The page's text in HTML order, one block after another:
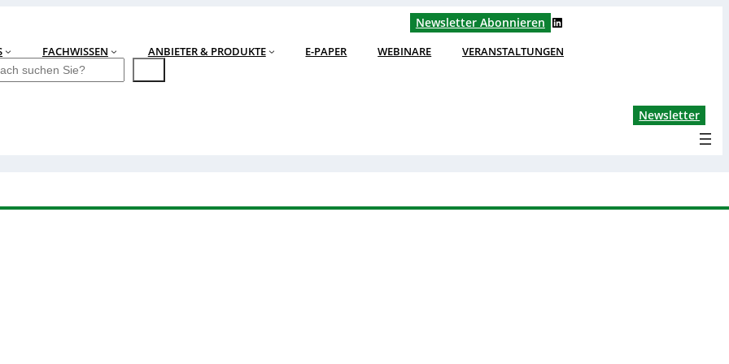
Newsletter Abonnieren LinkedIn
FACHWISSEN ANBIETER & PRODUKTE E-PAPER WEBINARE VERANSTALTUNGEN
Newsletter